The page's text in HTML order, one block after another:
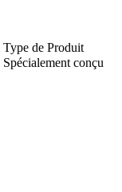
Type de Produit
Spécialement conçu